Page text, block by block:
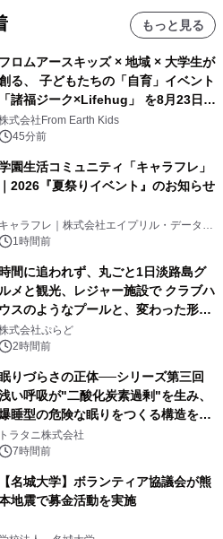
もっと見る
フロムアースキッズ × 地域 × 大学生が
る、 子どもたちの「自育」イベント
「諸福ジーク×Lifehug」 を8月23日
日)開催
式会社From Earth Kids
45分前
園生活コミュニティ「キャラフレ」
｜2026『夏祭りイベント』のお知らせ
キャラフレ｜株式会社エイプリル・データ・
ザインズ
1時間前
時間に追われず、丸ごと1日淡路島グ
ルメと観光、レジャー施設で クラブハ
ウスのようなプールと、変わった形の
ウナも 「THE BOXY AWAJI」のお
な素泊まり連泊プランで
式会社ぷらど
2時間前
りづらさの正体──シリーズ第三回
い呼吸が"二酸化炭素過剰"を生み、
睡型の危険な眠りをつくる構造を解
説
トラタニ株式会社
7時間前
【名城大学】ボランティア協議会が熊
地震で募金活動を実施